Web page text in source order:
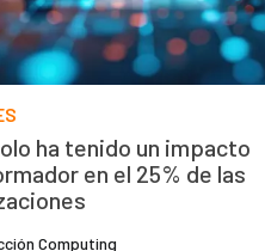
ha tenido un impacto
en el 25% de las
Computing